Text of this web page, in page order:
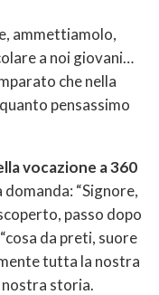
ammettiamolo,
a noi giovani…
che nella
pensassimo
vocazione a 360
“Signore,
passo dopo
da preti, suore
tutta la nostra
storia.